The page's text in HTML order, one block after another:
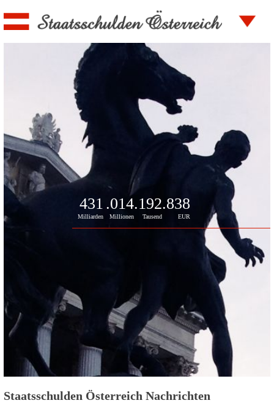
.838
EUR
.192
Tausend
.014
Millionen
431
Milliarden
Staatsschulden Österreich Nachrichten